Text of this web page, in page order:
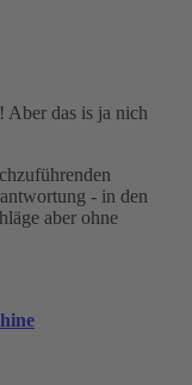
Aber das is ja nich
- in den
aber ohne